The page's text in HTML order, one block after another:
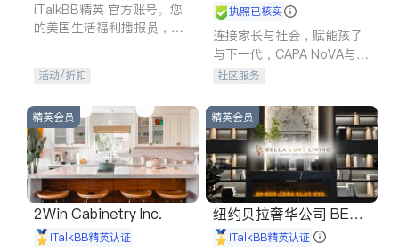
iTalkBB精英 官方账号。您
的美国生活福利播报员，精
专属福利。
活动/折扣
执照已核实
连接家长与社会，赋能孩子
与下一代，CAPA NoVA与您
携手建设包容、公平、充满
社区服务
精英会员
2Win Cabinetry Inc.
iTalkBB精英认证
精英会员
纽约贝拉奢华公司 BELL
A LUXE
iTalkBB精英认证